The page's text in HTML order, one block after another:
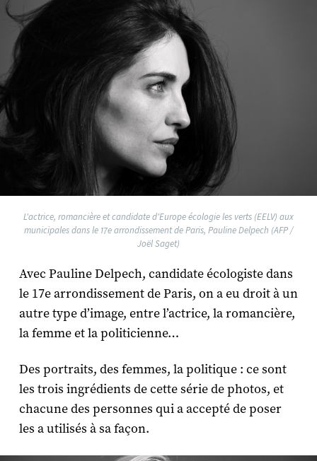
L'actrice, romancière et candidate d'Europe écologie les verts (EELV) aux
municipales dans le 17e arrondissement de Paris, Pauline Delpech (AFP /
Joël Saget)
Avec Pauline Delpech, candidate écologiste dans
le 17e arrondissement de Paris, on a eu droit à un
autre type d’image, entre l’actrice, la romancière,
la femme et la politicienne…
Des portraits, des femmes, la politique : ce sont
les trois ingrédients de cette série de photos, et
chacune des personnes qui a accepté de poser
les a utilisés à sa façon.